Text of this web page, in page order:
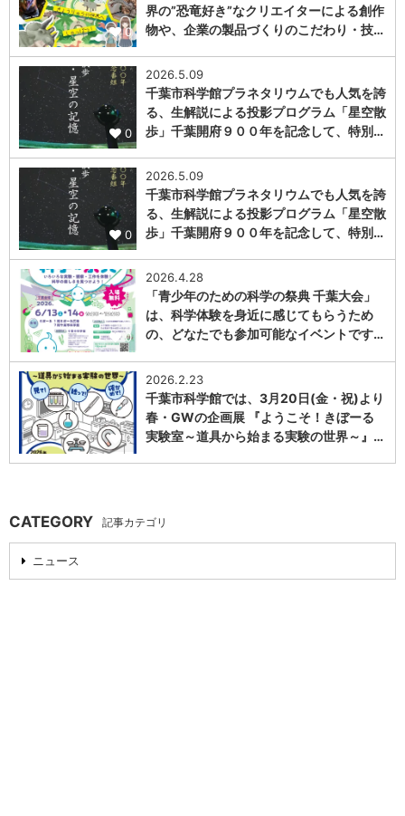
0
界の”恐竜好き”なクリエイターによる創作
物や、企業の製品づくりのこだわり・技…
0
2026.5.09
千葉市科学館プラネタリウムでも人気を誇
る、生解説による投影プログラム「星空散
歩」千葉開府９００年を記念して、特別…
0
2026.5.09
千葉市科学館プラネタリウムでも人気を誇
る、生解説による投影プログラム「星空散
歩」千葉開府９００年を記念して、特別…
0
2026.4.28
「青少年のための科学の祭典 千葉大会」
は、科学体験を身近に感じてもらうため
の、どなたでも参加可能なイベントです…
0
2026.2.23
千葉市科学館では、3月20日(金・祝)より
春・GWの企画展 『ようこそ！きぼーる
実験室～道具から始まる実験の世界～』…
CATEGORY 記事カテゴリ
ニュース